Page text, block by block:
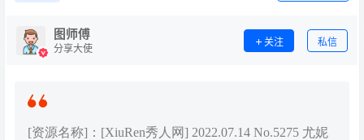
图师傅
分享大使
关注 私信
[资源名称]：[XiuRen秀人网] 2022.07.14 No.5275 尤妮